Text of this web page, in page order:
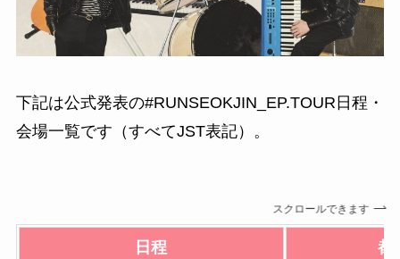
下記は公式発表の#RUNSEOKJIN_EP.TOUR日程・
会場一覧です（すべてJST表記）。
スクロールできます
日程 都